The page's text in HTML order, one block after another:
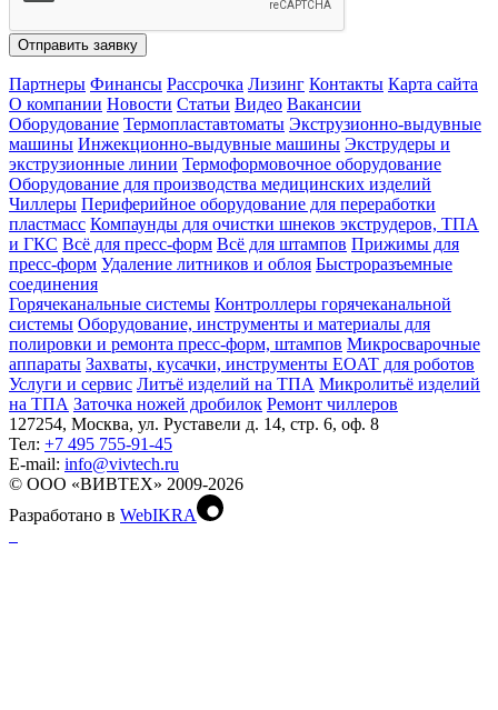
Отправить заявку
Партнеры Финансы Рассрочка Лизинг Контакты Карта сайта
О компании Новости Статьи Видео Вакансии
Оборудование Термопластавтоматы Экструзионно-выдувные
машины Инжекционно-выдувные машины Экструдеры и
экструзионные линии Термоформовочное оборудование
Оборудование для производства медицинских изделий
Чиллеры Периферийное оборудование для переработки
пластмасс Компаунды для очистки шнеков экструдеров, ТПА
и ГКС Всё для пресс-форм Всё для штампов Прижимы для
пресс-форм Удаление литников и облоя Быстроразъемные
соединения
Горячеканальные системы Контроллеры горячеканальной
системы Оборудование, инструменты и материалы для
полировки и ремонта пресс-форм, штампов Микросварочные
аппараты Захваты, кусачки, инструменты EOAT для роботов
Услуги и сервис Литъё изделий на ТПА Микролитьё изделий
на ТПА Заточка ножей дробилок Ремонт чиллеров
127254, Москва, ул. Руставели д. 14, стр. 6, оф. 8
Тел: +7 495 755-91-45
Е-mail: info@vivtech.ru
© ООО «ВИВТЕХ» 2009-2026
Разработано в WebIKRA